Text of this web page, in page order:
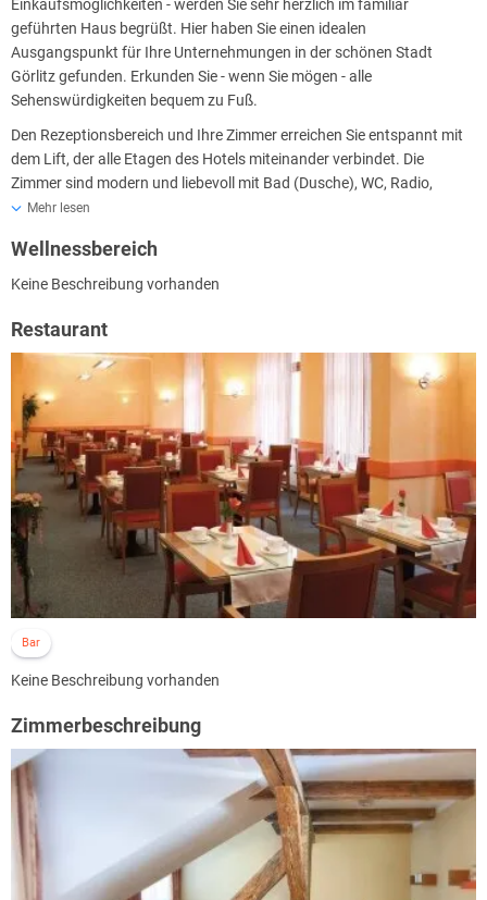
Einkaufsmöglichkeiten - werden Sie sehr herzlich im familiär
geführten Haus begrüßt. Hier haben Sie einen idealen
Ausgangspunkt für Ihre Unternehmungen in der schönen Stadt
Görlitz gefunden. Erkunden Sie - wenn Sie mögen - alle
Sehenswürdigkeiten bequem zu Fuß.
Den Rezeptionsbereich und Ihre Zimmer erreichen Sie entspannt mit
dem Lift, der alle Etagen des Hotels miteinander verbindet. Die
Zimmer sind modern und liebevoll mit Bad (Dusche), WC, Radio,
Flachbild-TV, Minibar, Safe und Durchwahltelefon ausgestattet. Die
möglich und für Gäste kostenfrei.
Starten Sie einen erlebnisreichen Tag mit dem reichhaltigen
dazu zwischen 07.00 Uhr und 10.00 Uhr. Die Sonnenterrasse in der
ersten Etage steht Ihnen unterdessen ganz individuell und natürlich
durchgängig zur Verfügung.
Mehr lesen
Wellnessbereich
Keine Beschreibung vorhanden
Restaurant
Bar
Keine Beschreibung vorhanden
Zimmerbeschreibung